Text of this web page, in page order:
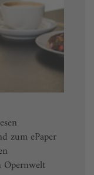
zum ePaper